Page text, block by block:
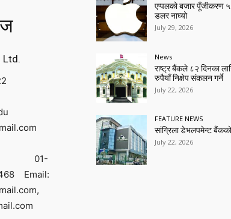
Ltd.
01-
Email:
एप्पलको बजार पूँजीकरण ५
डलर नाघ्यो
July 29, 2026
News
राष्ट्र बैंकले ८२ दिनका
रुपैयाँ निक्षेप संकलन गर्ने
July 22, 2026
FEATURE NEWS
सांग्रिला डेभलपमेन्ट
July 22, 2026